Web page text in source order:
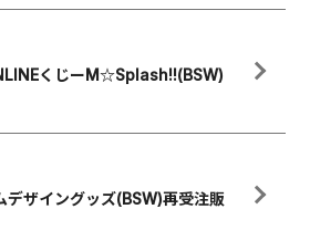
くじーM☆Splash!!(BSW)
ザイングッズ(BSW)再受注販